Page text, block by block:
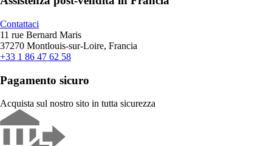
Contattaci
11 rue Bernard Maris
37270 Montlouis-sur-Loire, Francia
+33 1 86 47 62 58
Pagamento sicuro
Acquista sul nostro sito in tutta sicurezza